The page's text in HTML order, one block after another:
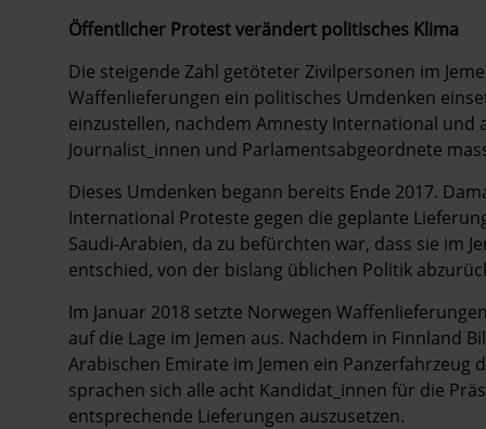
Öffentlicher Protest verändert politisches Klima
Die steigende Zahl getöteter Zivilpersonen im
Waffenlieferungen ein politisches Umdenken
einzustellen, nachdem Amnesty International und
Journalist_innen und Parlamentsabgeordnete
Dieses Umdenken begann bereits Ende 2017.
International Proteste gegen die geplante
Saudi-Arabien, da zu befürchten war, dass sie im
entschied, von der bislang üblichen Politik
Im Januar 2018 setzte Norwegen
auf die Lage im Jemen aus. Nachdem in Finnland
Arabischen Emirate im Jemen ein
sprachen sich alle acht Kandidat_innen für die
entsprechende Lieferungen auszusetzen.